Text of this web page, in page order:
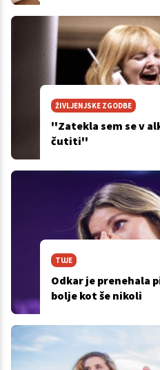
ŽIVLJENJSKE ZGODBE
''Zatekla sem se v
čutiti''
TUJE
Odkar je prenehala
bolje kot še nikoli